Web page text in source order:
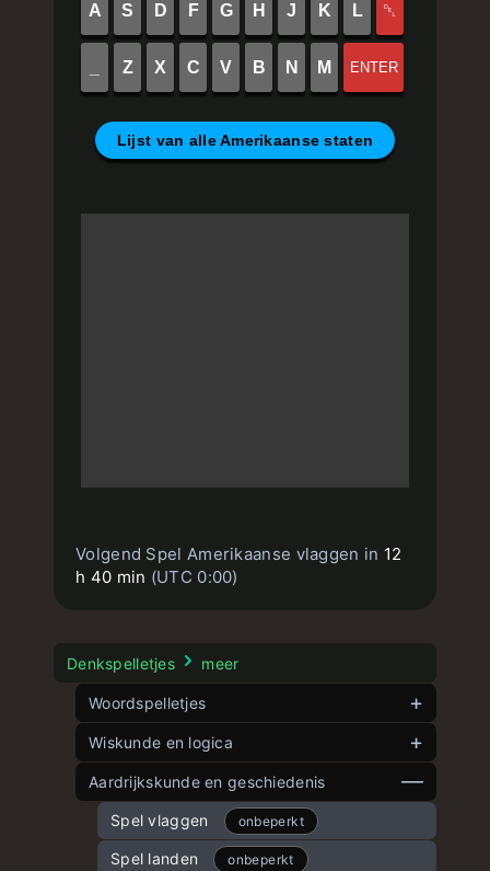
A S D F G H J K L ␡
Z X C V B N M ENTER
Lijst van alle Amerikaanse staten
Volgend Spel Amerikaanse vlaggen in 12
h 40 min (UTC 0:00)
Denkspelletjes meer
Woordspelletjes
Dutch wordle
Dubbele woorden onbeperkt
Woordle onbeperkt
Snelle woorden onbeperkt
Wiskunde en logica
Spelhoek onbeperkt
Vijf hoeken onbeperkt
8 Schuifpuzzel onbeperkt
Aardrijkskunde en geschiedenis
Spel vlaggen onbeperkt
Spel landen onbeperkt